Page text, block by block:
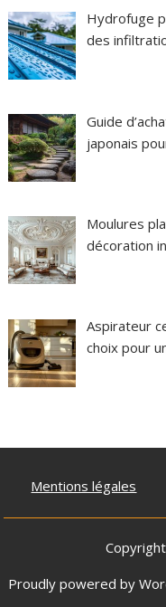
Hydrofuge
des
Guide
japonais
Moulures
décoration
Aspirateur
choix pour
Mentions légales
Proudly powered by